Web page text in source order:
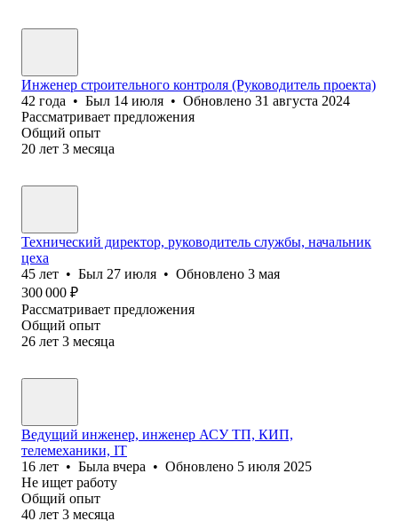
Инженер строительного контроля (Руководитель проекта)
42 года • Был 14 июля • Обновлено 31 августа 2024
Рассматривает предложения
Общий опыт
20 лет 3 месяца
Технический директор, руководитель службы, начальник
цеха
45 лет • Был 27 июля • Обновлено 3 мая
300 000 ₽
Рассматривает предложения
Общий опыт
26 лет 3 месяца
Ведущий инженер, инженер АСУ ТП, КИП,
телемеханики, IT
16 лет • Была вчера • Обновлено 5 июля 2025
Не ищет работу
Общий опыт
40 лет 3 месяца